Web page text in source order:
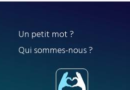
Un petit mot ?
Qui sommes-nous ?